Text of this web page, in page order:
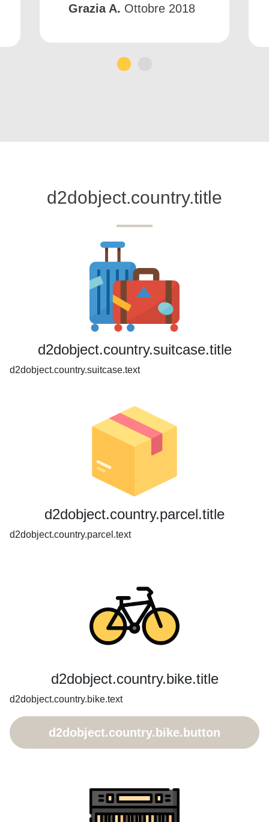
Grazia A. Ottobre 2018
d2dobject.country.title
d2dobject.country.suitcase.title
d2dobject.country.suitcase.text
d2dobject.country.parcel.title
d2dobject.country.parcel.text
d2dobject.country.bike.title
d2dobject.country.bike.text
d2dobject.country.bike.button